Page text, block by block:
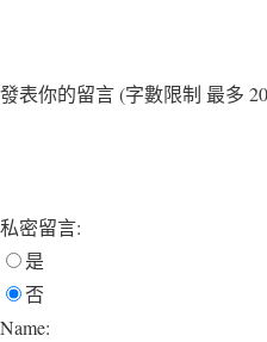
發表你的留言(字數限制 最多
私密留言:
是
否
Name: